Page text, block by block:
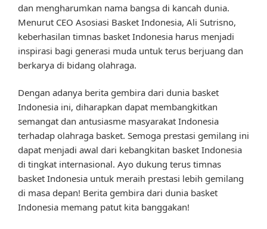
dan mengharumkan nama bangsa di kancah dunia.
Menurut CEO Asosiasi Basket Indonesia, Ali Sutrisno,
keberhasilan timnas basket Indonesia harus menjadi
inspirasi bagi generasi muda untuk terus berjuang dan
berkarya di bidang olahraga.
Dengan adanya berita gembira dari dunia basket
Indonesia ini, diharapkan dapat membangkitkan
semangat dan antusiasme masyarakat Indonesia
terhadap olahraga basket. Semoga prestasi gemilang ini
dapat menjadi awal dari kebangkitan basket Indonesia
di tingkat internasional. Ayo dukung terus timnas
basket Indonesia untuk meraih prestasi lebih gemilang
di masa depan! Berita gembira dari dunia basket
Indonesia memang patut kita banggakan!